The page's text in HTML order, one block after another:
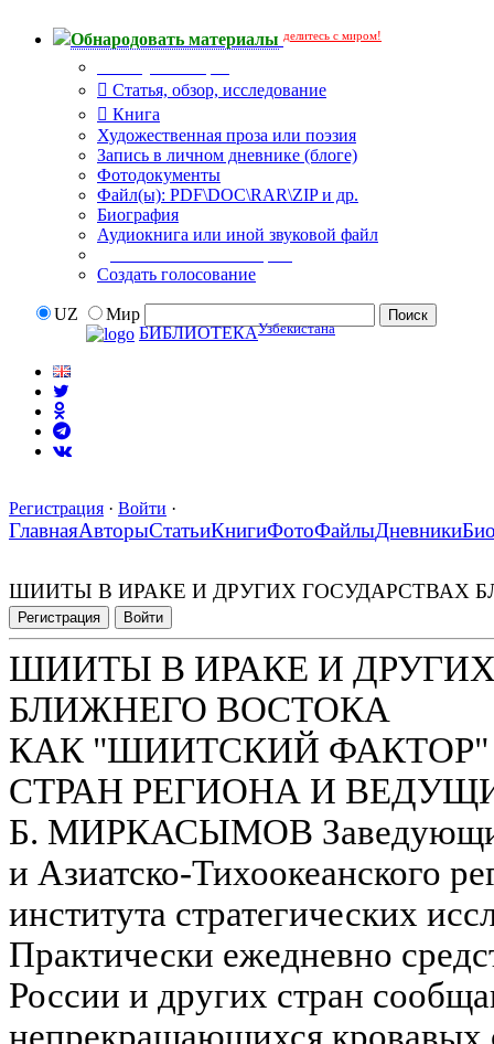
Обнародовать материалы делитесь с миром!
Статья, обзор, исследование
Книга
Художественная проза или поэзия
Запись в личном дневнике (блоге)
Фотодокументы
Файл(ы): PDF\DOC\RAR\ZIP и др.
Биография
Аудиокнига или иной звуковой файл
Создать голосование
UZ
Мир
БИБЛИОТЕКАУзбекистана
Регистрация · Войти ·
ГлавнаяАвторыСтатьиКнигиФотоФайлыДневники
ШИИТЫ В ИРАКЕ И ДРУГИХ ГОСУДАРСТВАХ
Регистрация Войти
ШИИТЫ В ИРАКЕ И
БЛИЖНЕГО ВОСТОКА
КАК "ШИИТСКИЙ
СТРАН РЕГИОНА И
Б. МИРКАСЫМОВ
и Азиатско-Тихоокеанского
института стратегических
Практически ежедневно
России и других стран
непрекращающихся кровавых